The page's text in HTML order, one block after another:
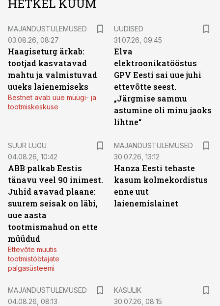
HETKEL KUUM
MAJANDUSTULEMUSED
03.08.26, 08:27
Haagiseturg ärkab:
tootjad kasvatavad
mahtu ja valmistuvad
uueks laienemiseks
Bestnet avab uue müügi- ja
tootmiskeskuse
UUDISED
31.07.26, 09:45
Elva
elektroonikatööstus
GPV Eesti sai uue juhi
ettevõtte seest.
„Järgmise sammu
astumine oli minu jaoks
lihtne“
SUUR LUGU
04.08.26, 10:42
ABB palkab Eestis
tänavu veel 90 inimest.
Juhid avavad plaane:
suurem seisak on läbi,
uue aasta
tootmismahud on ette
müüdud
Ettevõte muutis
tootmistöötajate
palgasüsteemi
MAJANDUSTULEMUSED
30.07.26, 13:12
Hanza Eesti tehaste
kasum kolmekordistus
enne uut
laienemislainet
MAJANDUSTULEMUSED
04.08.26, 08:13
KASULIK
30.07.26, 08:15